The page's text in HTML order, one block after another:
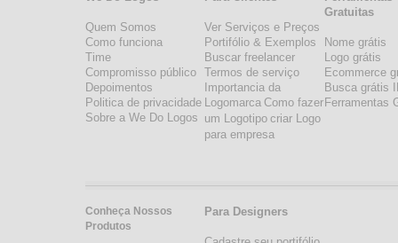
Quem Somos
Como funciona
Time
Compromisso público
Depoimentos
Politica de privacidade
Sobre a We Do Logos
Conheça Nossos
Produtos
Ver Serviços e Preços
Portifólio & Exemplos
Buscar freelancer
Termos de serviço
Importancia da
Logomarca Como fazer
um Logotipo criar Logo
para empresa
Para Designers
Gratuitas
Nome grátis
Logo grátis
Ecommerce
Busca grátis
Ferramentas